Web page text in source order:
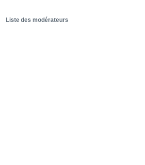
Liste des modérateurs